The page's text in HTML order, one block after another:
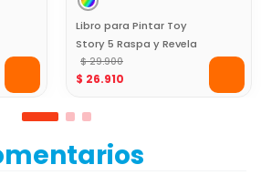
Libro para Pintar Toy
Story 5 Raspa y Revela
Colores Ocultos
$ 29.900
$ 26.910